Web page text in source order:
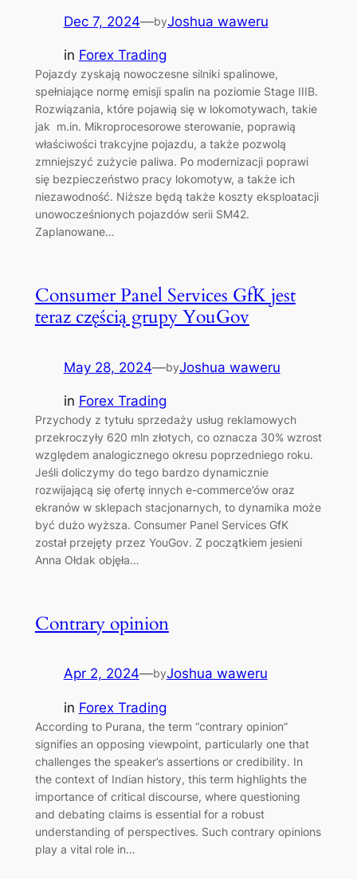
Dec 7, 2024—byJoshua waweru
in Forex Trading
Pojazdy zyskają nowoczesne silniki spalinowe,
spełniające normę emisji spalin na poziomie Stage IIIB.
Rozwiązania, które pojawią się w lokomotywach, takie
jak m.in. Mikroprocesorowe sterowanie, poprawią
właściwości trakcyjne pojazdu, a także pozwolą
zmniejszyć zużycie paliwa. Po modernizacji poprawi
się bezpieczeństwo pracy lokomotyw, a także ich
niezawodność. Niższe będą także koszty eksploatacji
unowocześnionych pojazdów serii SM42.
Zaplanowane…
Consumer Panel Services GfK jest
teraz częścią grupy YouGov
May 28, 2024—byJoshua waweru
in Forex Trading
Przychody z tytułu sprzedaży usług reklamowych
przekroczyły 620 mln złotych, co oznacza 30% wzrost
względem analogicznego okresu poprzedniego roku.
Jeśli doliczymy do tego bardzo dynamicznie
rozwijającą się ofertę innych e-commerce’ów oraz
ekranów w sklepach stacjonarnych, to dynamika może
być dużo wyższa. Consumer Panel Services GfK
został przejęty przez YouGov. Z początkiem jesieni
Anna Ołdak objęła…
Contrary opinion
Apr 2, 2024—byJoshua waweru
in Forex Trading
According to Purana, the term “contrary opinion”
signifies an opposing viewpoint, particularly one that
challenges the speaker’s assertions or credibility. In
the context of Indian history, this term highlights the
importance of critical discourse, where questioning
and debating claims is essential for a robust
understanding of perspectives. Such contrary opinions
play a vital role in…